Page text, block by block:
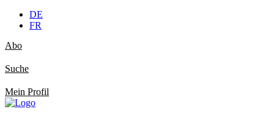
DE
FR
Abo
Suche
Mein Profil